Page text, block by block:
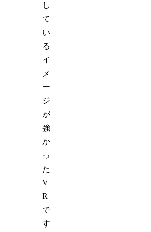
し
て
い
る
イ
メ
ー
ジ
が
強
か
っ
た
V
R
で
す